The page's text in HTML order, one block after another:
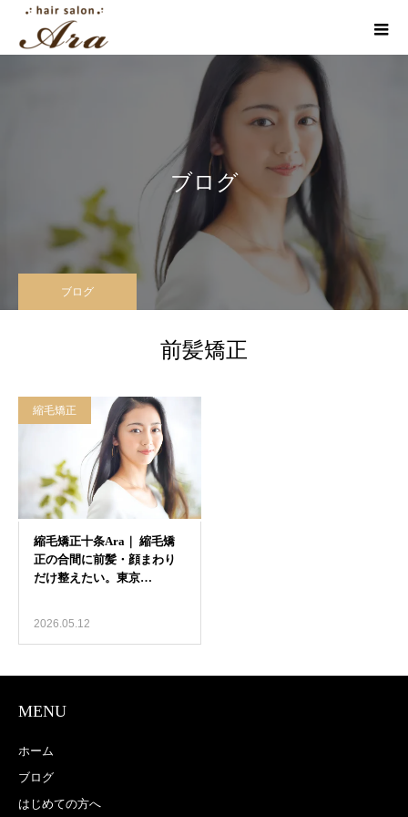
ブログ
ブログ
前髪矯正
縮毛矯正
2026.05.12
MENU
ホーム
ブログ
はじめての方へ